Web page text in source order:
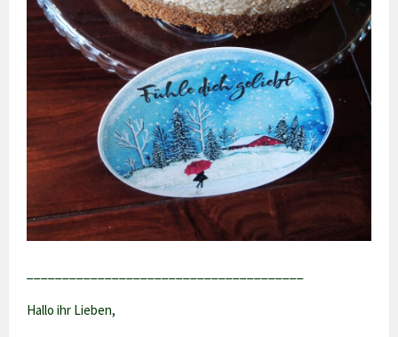
Hallo ihr Lieben,